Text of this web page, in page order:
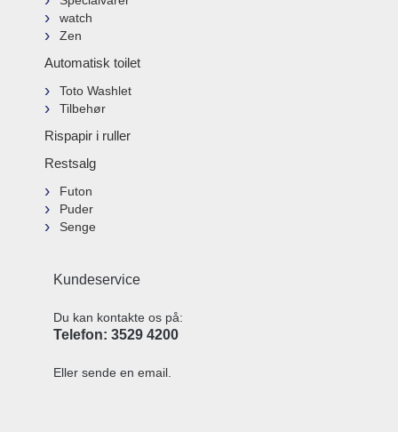
watch
Zen
Automatisk toilet
Toto Washlet
Tilbehør
Rispapir i ruller
Restsalg
Futon
Puder
Senge
Kundeservice
Du kan kontakte os på:
Telefon: 3529 4200
Eller sende en email